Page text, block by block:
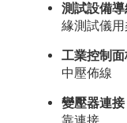
測試設備導
緣測試儀
工業控制面
中壓佈線
變壓器連接